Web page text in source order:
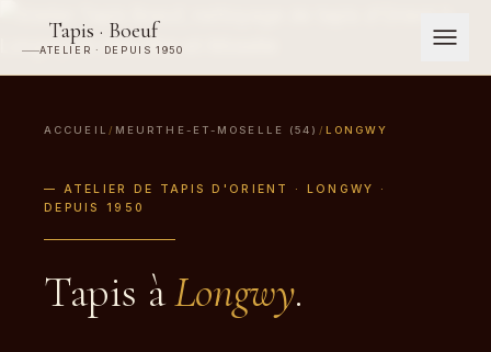
Tapis · Boeuf
ATELIER · DEPUIS 1950
ACCUEIL / MEURTHE-ET-MOSELLE (54) / LONGWY
— ATELIER DE TAPIS D'ORIENT · LONGWY ·
DEPUIS 1950
Tapis àLongwy.